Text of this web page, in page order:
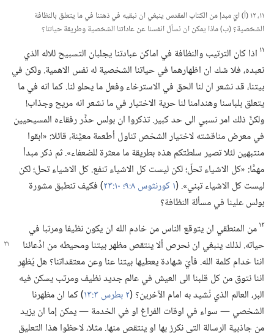
١١،‏ ١٢ (‏أ)‏ ايّ مبدإ من الكتاب المقدس ينبغي ان نبقيه في ذهننا في ما يتعلق بالنظافة
الشخصية؟‏ (‏ب)‏ ماذا يمكن ان نسأل انفسنا عن عاداتنا الشخصية وطريقة حياتنا؟‏
١١ اذا كان الترتيب والنظافة في اماكن عبادتنا يجلبان التسبيح للاله الذي
نعبده،‏ فلا شك ان اظهارهما في حياتنا الشخصية له نفس الاهمية.‏ ولكن في
بيتنا،‏ قد نشعر ان لنا الحق في الاسترخاء وفعل ما يحلو لنا.‏ كما انه في ما
يتعلق بلباسنا وهندامنا لنا حرية الاختيار في ما نشعر انه مريح وجذاب!‏
ولكنَّ ذلك امر نسبي الى حد كبير.‏ تذكروا ان بولس حذَّر رفقاءه المسيحيين
في معرض مناقشته لاختيار الشخص تناول أطعمة معيَّنة،‏ قائلا:‏ «ابقوا
منتبهين لئلا تصير سلطتكم هذه بطريقة ما معثرة للضعفاء».‏ ثم ذكر مبدأ
مهمًّا:‏ «كل الاشياء تحلّ؛‏ لكن ليست كل الاشياء تنفع.‏ كل الاشياء تحل؛‏ لكن
ليست كل الاشياء تبني».‏ (‏١ كورنثوس ٨:‏٩؛‏
‏)‏ فكيف تنطبق مشورة
بولس علينا في مسألة النظافة؟‏
١٢من المنطقي ان يتوقع الناس من خادم الله ان يكون نظيفا ومرتبا في
حياته.‏ لذلك ينبغي اننحرص ألا ينتقص مظهر بيتنا ومحيطه من ادِّعائنا
اننا خدام كلمة الله.‏ فأيّ شهادة يعطيها بيتنا عنا وعن معتقداتنا؟‏ هل يُظهِر
اننا نتوق من كل قلبنا الى العيش في عالم جديد نظيف ومرتب يسكن فيه
البر،‏ العالم الذي نُشيد به امام الآخرين؟‏ (‏٢ بطرس ٣:‏١٣
‏)‏ كما ان مظهرنا
الشخصي —‏ سواء في اوقات الفراغ او في الخدمة —‏ يمكن إما ان يزيد
من جاذبية الرسالة التي نكرز بها او ينتقص منها.‏ مثلا،‏ لاحظوا هذا التعليق